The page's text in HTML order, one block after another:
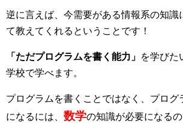
逆に言えば、今需要がある情報系の知識
て教えてくれるということです！
「ただプログラムを書く能力」 を学びた
学校で学べます。
プログラムを書くことではなく、プログ
になるには、 数学の知識が必要になるの